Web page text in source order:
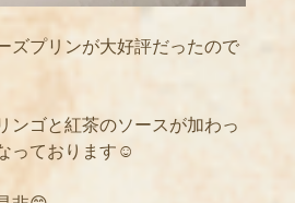
ズプリンが大好評だったので
ンゴと紅茶のソースが加わっ
っております☺️